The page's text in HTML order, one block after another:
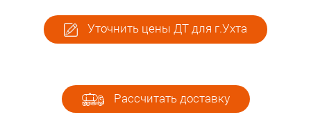
Уточнить цены ДТ для г.Ухта
Рассчитать доставку